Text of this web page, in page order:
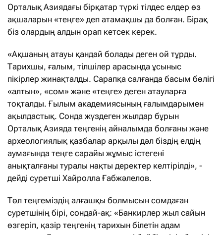
Орталық Азиядағы бірқатар түркі тілдес елдер өз
ақшаларын «теңге» деп атамақшы да болған. Бірақ
біз олардың алдын орап кетсек керек.
«Ақшаның атауы қандай болады деген ой тұрды.
Тарихшы, ғалым, тілшілер арасында ұсыныс
пікірлер жинақталды. Сарапқа салғанда басым бөлігі
«алтын», «сом» және «теңге» деген атауларға
тоқталды. Ғылым академиясының ғалымдарымен
ақылдастық. Сонда жүздеген жылдар бұрын
Орталық Азияда теңгенің айналымда болғаны және
археологиялық қазбалар арқылы дәл біздің елдің
аумағында теңге сарайы жұмыс істегені
анықталғаны туралы нақты деректер келтірілді», -
дейді суретші Хайролла Ғабжәлелов.
Төл теңгеміздің алғашқы болмысын сомдаған
суретшінің бірі, сондай-ақ: «Банкирлер жыл сайын
өзгеріп, қазір теңгенің тарихын білетін адам